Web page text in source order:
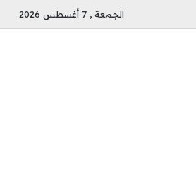
الجمعة , 7 أغسطس 2026